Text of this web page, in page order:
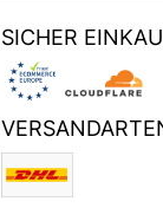
SICHER